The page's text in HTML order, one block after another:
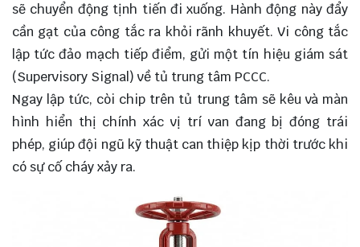
sẽ chuyển động tịnh tiến đi xuống. Hành động này đẩy
cần gạt của công tắc ra khỏi rãnh khuyết. Vi công tắc
lập tức đảo mạch tiếp điểm, gửi một tín hiệu giám sát
(Supervisory Signal) về tủ trung tâm PCCC.
Ngay lập tức, còi chip trên tủ trung tâm sẽ kêu và màn
hình hiển thị chính xác vị trí van đang bị đóng trái
phép, giúp đội ngũ kỹ thuật can thiệp kịp thời trước khi
có sự cố cháy xảy ra.